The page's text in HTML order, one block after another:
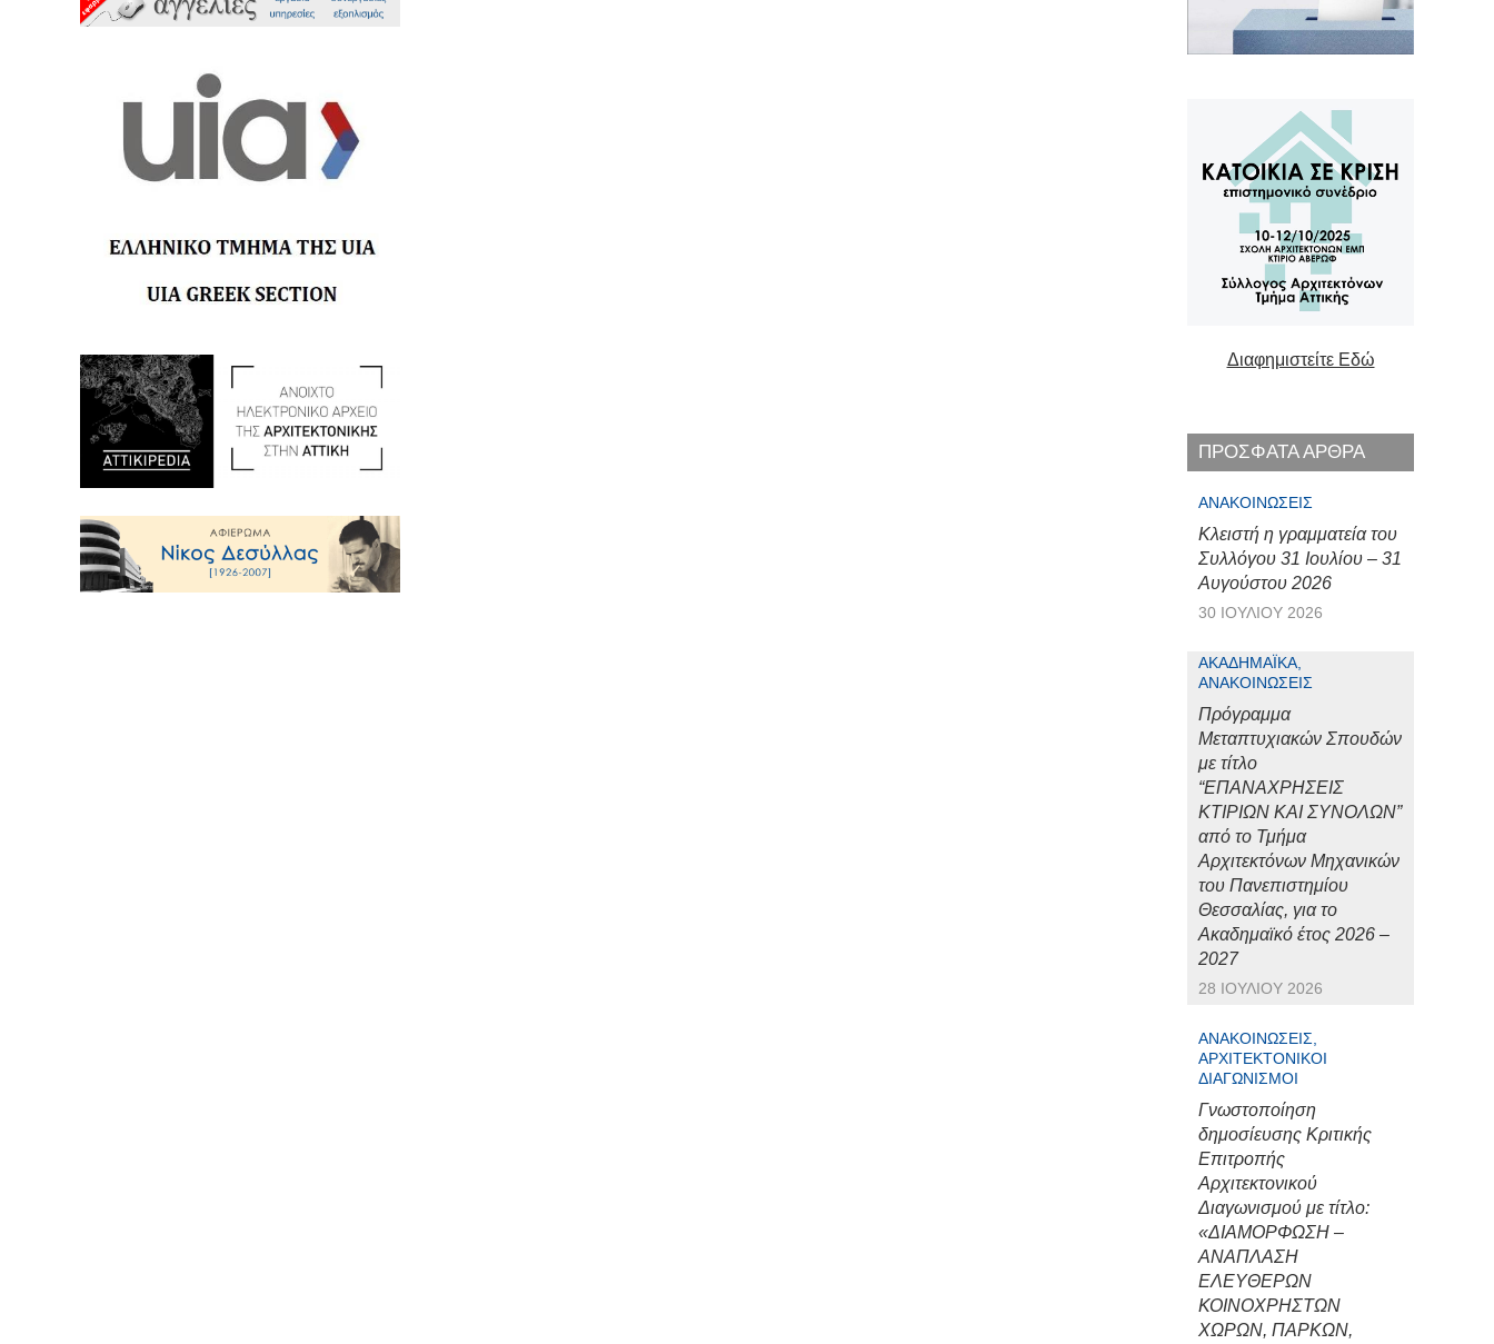
Διαφημιστείτε Εδώ
ΠΡΟΣΦΑΤΑ ΑΡΘΡΑ
ΑΝΑΚΟΙΝΏΣΕΙΣ
Κλειστή η γραμματεία του
Συλλόγου 31 Ιουλίου – 31
Αυγούστου 2026
30 ΙΟΥΛΊΟΥ 2026
ΑΚΑΔΗΜΑΪΚΆ,
ΑΝΑΚΟΙΝΏΣΕΙΣ
Πρόγραμμα
Μεταπτυχιακών Σπουδών
με τίτλο
“ΕΠΑΝΑΧΡΗΣΕΙΣ
ΚΤΙΡΙΩΝ ΚΑΙ ΣΥΝΟΛΩΝ”
από το Τμήμα
Αρχιτεκτόνων Μηχανικών
του Πανεπιστημίου
Θεσσαλίας, για το
Ακαδημαϊκό έτος 2026 –
2027
28 ΙΟΥΛΊΟΥ 2026
ΑΝΑΚΟΙΝΏΣΕΙΣ,
ΑΡΧΙΤΕΚΤΟΝΙΚΟΊ
ΔΙΑΓΩΝΙΣΜΟΊ
Γνωστοποίηση
δημοσίευσης Κριτικής
Επιτροπής
Αρχιτεκτονικού
Διαγωνισμού με τίτλο:
«ΔΙΑΜΟΡΦΩΣΗ –
ΑΝΑΠΛΑΣΗ
ΕΛΕΥΘΕΡΩΝ
ΚΟΙΝΟΧΡΗΣΤΩΝ
ΧΩΡΩΝ, ΠΑΡΚΩΝ,